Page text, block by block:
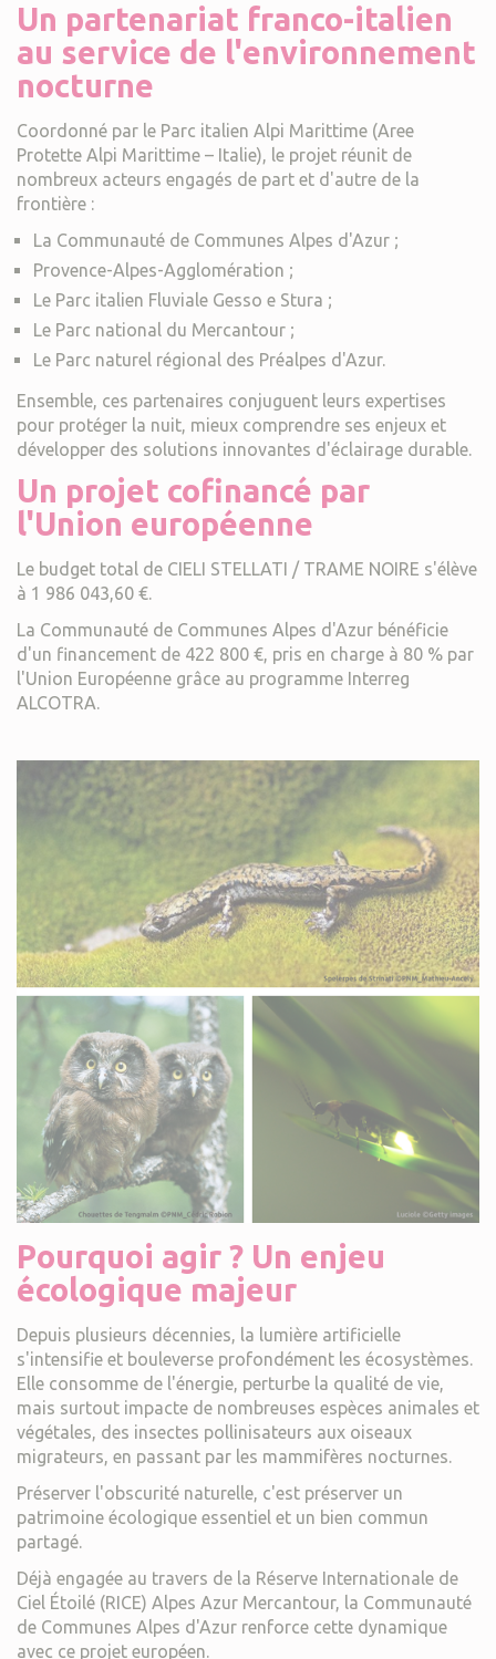
Un partenariat franco-italien
au service de l'environnement
nocturne
Coordonné par le Parc italien Alpi Marittime (Aree
Protette Alpi Marittime – Italie), le projet réunit de
nombreux acteurs engagés de part et d'autre de la
frontière :
La Communauté de Communes Alpes d'Azur ;
Provence-Alpes-Agglomération ;
Le Parc italien Fluviale Gesso e Stura ;
Le Parc national du Mercantour ;
Le Parc naturel régional des Préalpes d'Azur.
Ensemble, ces partenaires conjuguent leurs expertises
pour protéger la nuit, mieux comprendre ses enjeux et
développer des solutions innovantes d'éclairage durable.
Un projet cofinancé par
l'Union européenne
Le budget total de CIELI STELLATI / TRAME NOIRE s'élève
à 1 986 043,60 €.
La Communauté de Communes Alpes d'Azur bénéficie
d'un financement de 422 800 €, pris en charge à 80 % par
l'Union Européenne grâce au programme Interreg
ALCOTRA.
Pourquoi agir ? Un enjeu
écologique majeur
Depuis plusieurs décennies, la lumière artificielle
s'intensifie et bouleverse profondément les écosystèmes.
Elle consomme de l'énergie, perturbe la qualité de vie,
mais surtout impacte de nombreuses espèces animales et
végétales, des insectes pollinisateurs aux oiseaux
migrateurs, en passant par les mammifères nocturnes.
Préserver l'obscurité naturelle, c'est préserver un
patrimoine écologique essentiel et un bien commun
partagé.
Déjà engagée au travers de la Réserve Internationale de
Ciel Étoilé (RICE) Alpes Azur Mercantour, la Communauté
de Communes Alpes d'Azur renforce cette dynamique
avec ce projet européen.